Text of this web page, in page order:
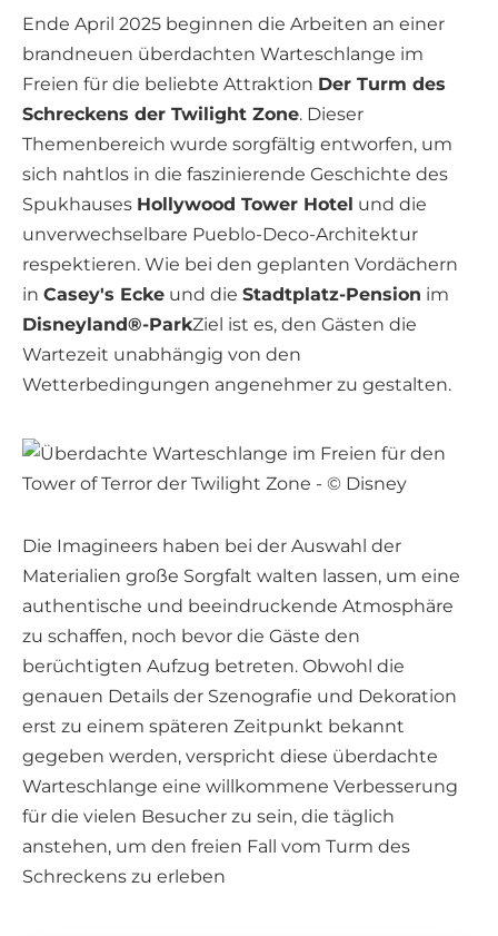
Ende April 2025 beginnen die Arbeiten an einer
brandneuen überdachten Warteschlange im
Freien für die beliebte Attraktion Der Turm des
Schreckens der Twilight Zone. Dieser
Themenbereich wurde sorgfältig entworfen, um
sich nahtlos in die faszinierende Geschichte des
Spukhauses Hollywood Tower Hotel und die
unverwechselbare Pueblo-Deco-Architektur
respektieren. Wie bei den geplanten Vordächern
in Casey's Ecke und die Stadtplatz-Pension im
Disneyland®-ParkZiel ist es, den Gästen die
Wartezeit unabhängig von den
Wetterbedingungen angenehmer zu gestalten.
Die Imagineers haben bei der Auswahl der
Materialien große Sorgfalt walten lassen, um eine
authentische und beeindruckende Atmosphäre
zu schaffen, noch bevor die Gäste den
berüchtigten Aufzug betreten. Obwohl die
genauen Details der Szenografie und Dekoration
erst zu einem späteren Zeitpunkt bekannt
gegeben werden, verspricht diese überdachte
Warteschlange eine willkommene Verbesserung
für die vielen Besucher zu sein, die täglich
anstehen, um den freien Fall vom Turm des
Schreckens zu erleben